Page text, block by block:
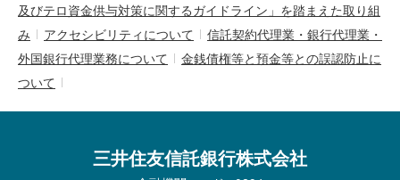
及びテロ資金供与対策に関するガイドライン」を踏まえた取り組
み
アクセシビリティについて
信託契約代理業・銀行代理業・
外国銀行代理業務について
金銭債権等と預金等との誤認防止に
ついて
三井住友信託銀行株式会社